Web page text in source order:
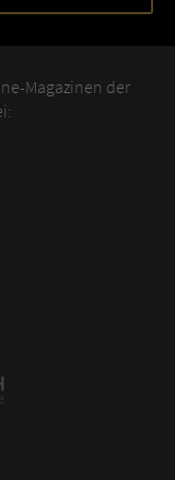
Magazinen der